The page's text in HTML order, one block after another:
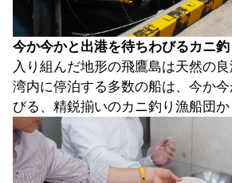
今か今かと出港を待ちわびるカニ釣
入り組んだ地形の飛鷹島は天然の良
湾内に停泊する多数の船は、今か
びる、精鋭揃いのカニ釣り漁船団か